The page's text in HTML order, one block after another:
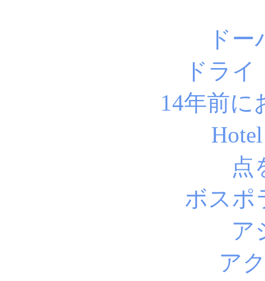
ド
ドラ
14年前に
点
ボスポ
ア
ア